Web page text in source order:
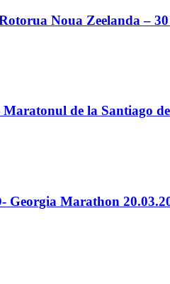
Noua Zeelanda –
de la Santiago
Marathon